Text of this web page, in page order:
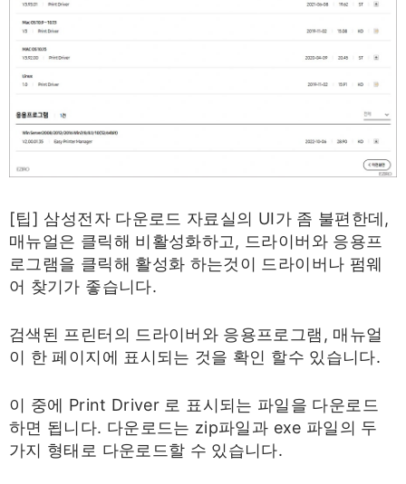
[팁] 삼성전자 다운로드 자료실의 UI가 좀 불편한데,
매뉴얼은 클릭해 비활성화하고, 드라이버와 응용프
로그램을 클릭해 활성화 하는것이 드라이버나 펌웨
어 찾기가 좋습니다.
검색된 프린터의 드라이버와 응용프로그램, 매뉴얼
이 한 페이지에 표시되는 것을 확인 할수 있습니다.
이 중에 Print Driver 로 표시되는 파일을 다운로드
하면 됩니다. 다운로드는 zip파일과 exe 파일의 두
가지 형태로 다운로드할 수 있습니다.